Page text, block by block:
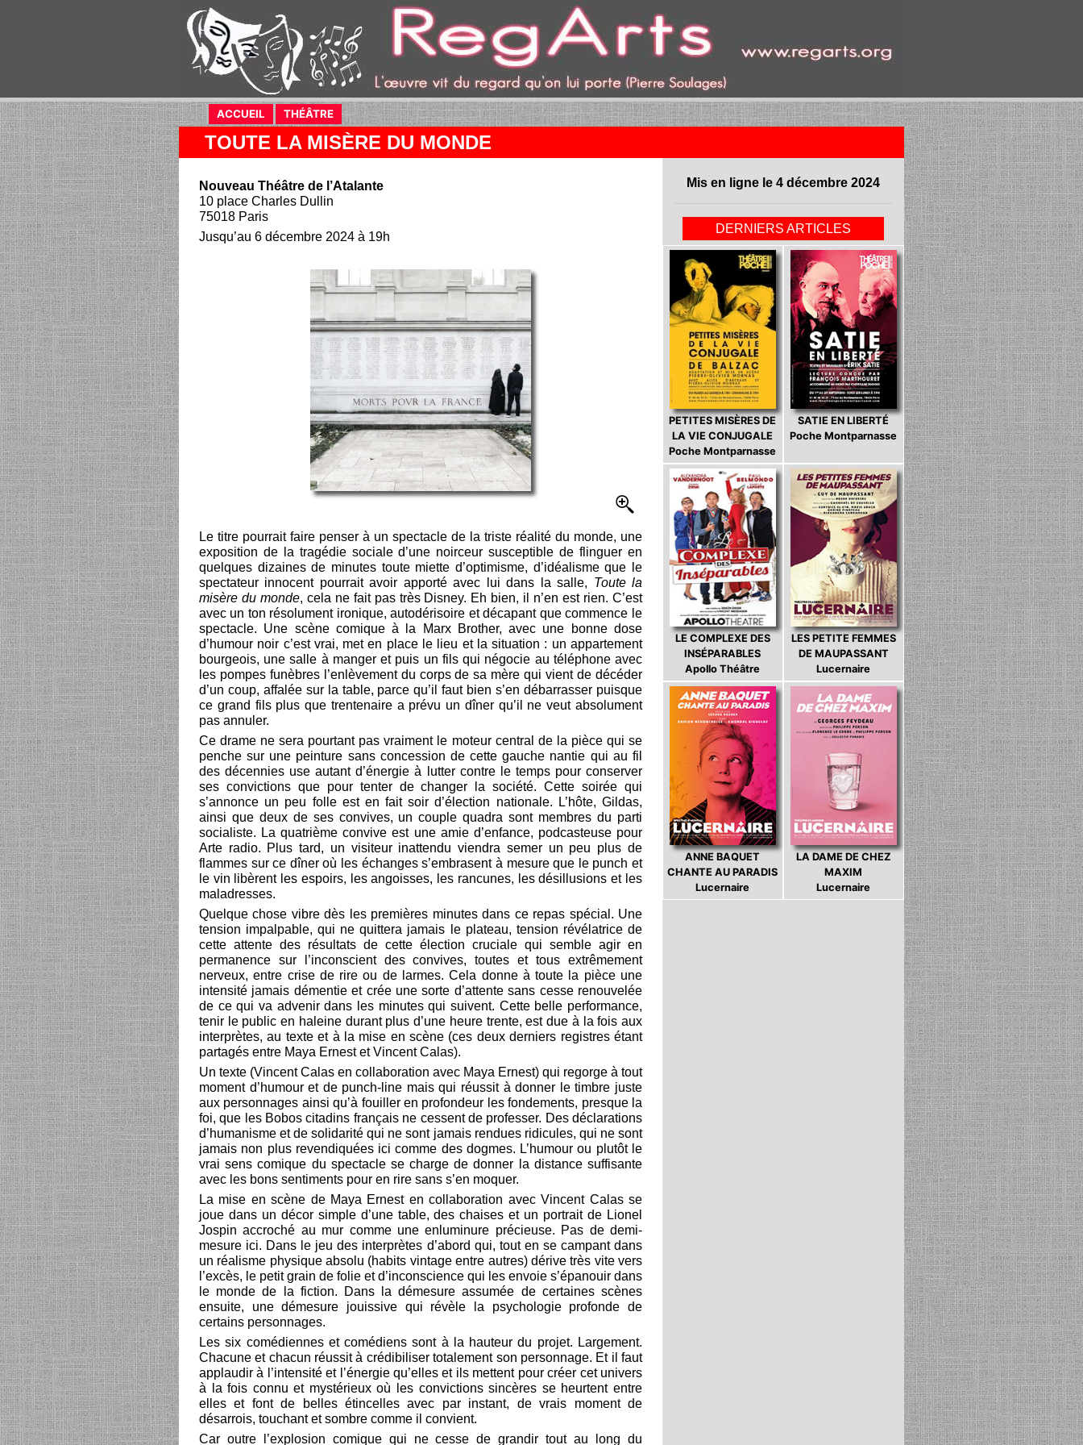
ACCUEIL (current)
THÉÂTRE (current)
TOUTE LA MISÈRE DU MONDE
Nouveau Théâtre de l’Atalante
10 place Charles Dullin
75018 Paris
Jusqu’au 6 décembre 2024 à 19h
Le titre pourrait faire penser à un spectacle de la triste réalité du monde, une
exposition de la tragédie sociale d’une noirceur susceptible de flinguer en
quelques dizaines de minutes toute miette d’optimisme, d’idéalisme que le
spectateur innocent pourrait avoir apporté avec lui dans la salle, Toute la
misère du monde, cela ne fait pas très Disney. Eh bien, il n’en est rien. C’est
avec un ton résolument ironique, autodérisoire et décapant que commence le
spectacle. Une scène comique à la Marx Brother, avec une bonne dose
d’humour noir c’est vrai, met en place le lieu et la situation : un appartement
bourgeois, une salle à manger et puis un fils qui négocie au téléphone avec
les pompes funèbres l’enlèvement du corps de sa mère qui vient de décéder
d’un coup, affalée sur la table, parce qu’il faut bien s’en débarrasser puisque
ce grand fils plus que trentenaire a prévu un dîner qu’il ne veut absolument
pas annuler.
Ce drame ne sera pourtant pas vraiment le moteur central de la pièce qui se
penche sur une peinture sans concession de cette gauche nantie qui au fil
des décennies use autant d’énergie à lutter contre le temps pour conserver
ses convictions que pour tenter de changer la société. Cette soirée qui
s’annonce un peu folle est en fait soir d’élection nationale. L’hôte, Gildas,
ainsi que deux de ses convives, un couple quadra sont membres du parti
socialiste. La quatrième convive est une amie d’enfance, podcasteuse pour
Arte radio. Plus tard, un visiteur inattendu viendra semer un peu plus de
flammes sur ce dîner où les échanges s’embrasent à mesure que le punch et
le vin libèrent les espoirs, les angoisses, les rancunes, les désillusions et les
maladresses.
Quelque chose vibre dès les premières minutes dans ce repas spécial. Une
tension impalpable, qui ne quittera jamais le plateau, tension révélatrice de
cette attente des résultats de cette élection cruciale qui semble agir en
permanence sur l’inconscient des convives, toutes et tous extrêmement
nerveux, entre crise de rire ou de larmes. Cela donne à toute la pièce une
intensité jamais démentie et crée une sorte d’attente sans cesse renouvelée
de ce qui va advenir dans les minutes qui suivent. Cette belle performance,
tenir le public en haleine durant plus d’une heure trente, est due à la fois aux
interprètes, au texte et à la mise en scène (ces deux derniers registres étant
partagés entre Maya Ernest et Vincent Calas).
Un texte (Vincent Calas en collaboration avec Maya Ernest) qui regorge à tout
moment d’humour et de punch-line mais qui réussit à donner le timbre juste
aux personnages ainsi qu’à fouiller en profondeur les fondements, presque la
foi, que les Bobos citadins français ne cessent de professer. Des déclarations
d’humanisme et de solidarité qui ne sont jamais rendues ridicules, qui ne sont
jamais non plus revendiquées ici comme des dogmes. L’humour ou plutôt le
vrai sens comique du spectacle se charge de donner la distance suffisante
avec les bons sentiments pour en rire sans s’en moquer.
La mise en scène de Maya Ernest en collaboration avec Vincent Calas se
joue dans un décor simple d’une table, des chaises et un portrait de Lionel
Jospin accroché au mur comme une enluminure précieuse. Pas de demi-
mesure ici. Dans le jeu des interprètes d’abord qui, tout en se campant dans
un réalisme physique absolu (habits vintage entre autres) dérive très vite vers
l’excès, le petit grain de folie et d’inconscience qui les envoie s’épanouir dans
le monde de la fiction. Dans la démesure assumée de certaines scènes
ensuite, une démesure jouissive qui révèle la psychologie profonde de
certains personnages.
Les six comédiennes et comédiens sont à la hauteur du projet. Largement.
Chacune et chacun réussit à crédibiliser totalement son personnage. Et il faut
applaudir à l’intensité et l’énergie qu’elles et ils mettent pour créer cet univers
à la fois connu et mystérieux où les convictions sincères se heurtent entre
elles et font de belles étincelles avec par instant, de vrais moment de
désarrois, touchant et sombre comme il convient.
Car outre l’explosion comique qui ne cesse de grandir tout au long du
Mis en ligne le 4 décembre 2024
DERNIERS ARTICLES
PETITES MISÈRES DE
LA VIE CONJUGALE
Poche Montparnasse
SATIE EN LIBERTÉ
Poche Montparnasse
LE COMPLEXE DES
INSÉPARABLES
Apollo Théâtre
LES PETITE FEMMES
DE MAUPASSANT
Lucernaire
ANNE BAQUET
CHANTE AU PARADIS
Lucernaire
LA DAME DE CHEZ
MAXIM
Lucernaire